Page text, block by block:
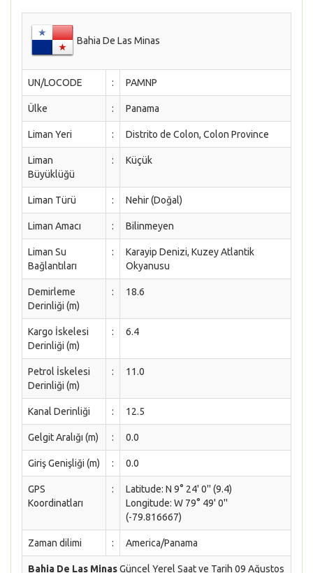
Bahia De Las Minas
UN/LOCODE : PAMNP
Ülke : Panama
Liman Yeri : Distrito de Colon, Colon Province
Liman
Büyüklüğü
: Küçük
Liman Türü : Nehir (Doğal)
Liman Amacı : Bilinmeyen
Liman Su
Bağlantıları
:
Karayip Denizi, Kuzey Atlantik
Okyanusu
Demirleme
Derinliği (m)
: 18.6
Kargo İskelesi
Derinliği (m)
: 6.4
Petrol İskelesi
Derinliği (m)
: 11.0
Kanal Derinliği : 12.5
Gelgit Aralığı (m) : 0.0
Giriş Genişliği (m) : 0.0
GPS
Koordinatları
:
Latitude: N 9° 24' 0'' (9.4)
Longitude: W 79° 49' 0''
(-79.816667)
Zaman dilimi : America/Panama
Bahia De Las MinasGüncel Yerel Saat ve Tarih 09 Ağustos